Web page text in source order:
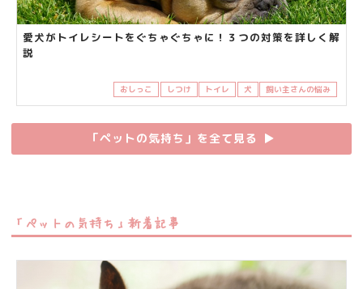
愛犬がトイレシートをぐちゃぐちゃに！３つの対策を詳しく解
説
おしっこ しつけ トイレ 犬 飼い主さんの悩み
「ペットの気持ち」を全て見る ▶︎
「ペットの気持ち」新着記事